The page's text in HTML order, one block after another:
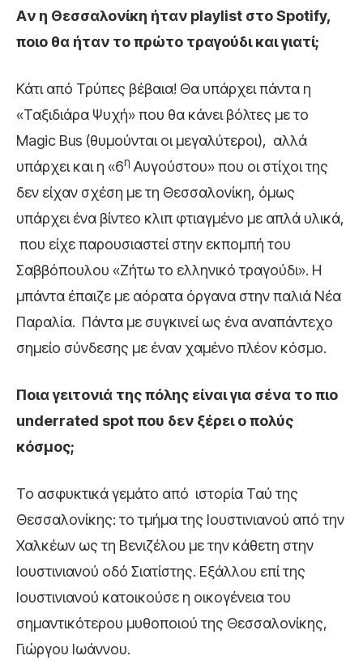
Aν η Θεσσαλονίκη ήταν playlist στο Spotify,
ποιο θα ήταν το πρώτο τραγούδι και γιατί;
Κάτι από Τρύπες βέβαια! Θα υπάρχει πάντα η
«Ταξιδιάρα Ψυχή» που θα κάνει βόλτες με το
Magic Bus (θυμούνται οι μεγαλύτεροι), αλλά
υπάρχει και η «6η Αυγούστου» που οι στίχοι της
δεν είχαν σχέση με τη Θεσσαλονίκη, όμως
υπάρχει ένα βίντεο κλιπ φτιαγμένο με απλά υλικά,
που είχε παρουσιαστεί στην εκπομπή του
Σαββόπουλου «Ζήτω το ελληνικό τραγούδι». Η
μπάντα έπαιζε με αόρατα όργανα στην παλιά Νέα
Παραλία. Πάντα με συγκινεί ως ένα αναπάντεχο
σημείο σύνδεσης με έναν χαμένο πλέον κόσμο.
Ποια γειτονιά της πόλης είναι για σένα το πιο
underrated spotπου δεν ξέρει ο πολύς
κόσμος;
Το ασφυκτικά γεμάτο από ιστορία Ταύ της
Θεσσαλονίκης: το τμήμα της Ιουστινιανού από την
Χαλκέων ως τη Βενιζέλου με την κάθετη στην
Ιουστινιανού οδό Σιατίστης. Εξάλλου επί της
Ιουστινιανού κατοικούσε η οικογένεια του
σημαντικότερου μυθοποιού της Θεσσαλονίκης,
Γιώργου Ιωάννου.